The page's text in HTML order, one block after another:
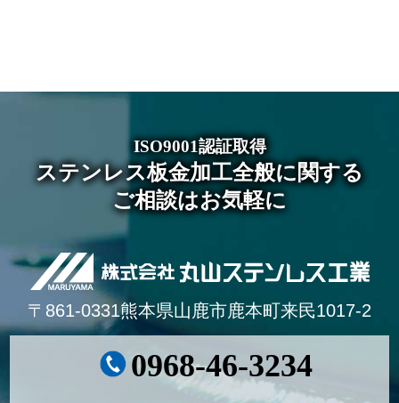
ISO9001認証取得
ステンレス板金加工全般に関する
ご相談はお気軽に
〒861-0331熊本県山鹿市鹿本町来民1017-2
0968-46-3234